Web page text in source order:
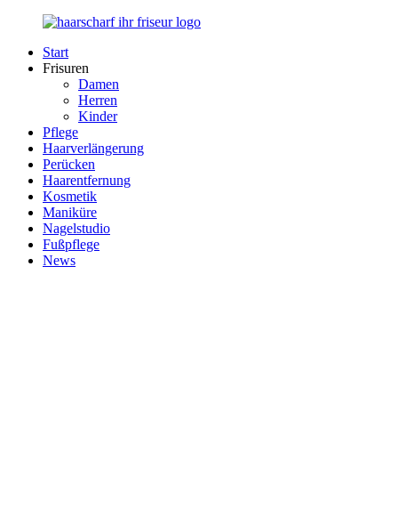
Zurück
Inhalt
Haarscharf
Händen
Start
Frisuren
Damen
Herren
Kinder
Pflege
Haarverlängerung
Perücken
Haarentfernung
Kosmetik
Maniküre
Nagelstudio
Fußpflege
News